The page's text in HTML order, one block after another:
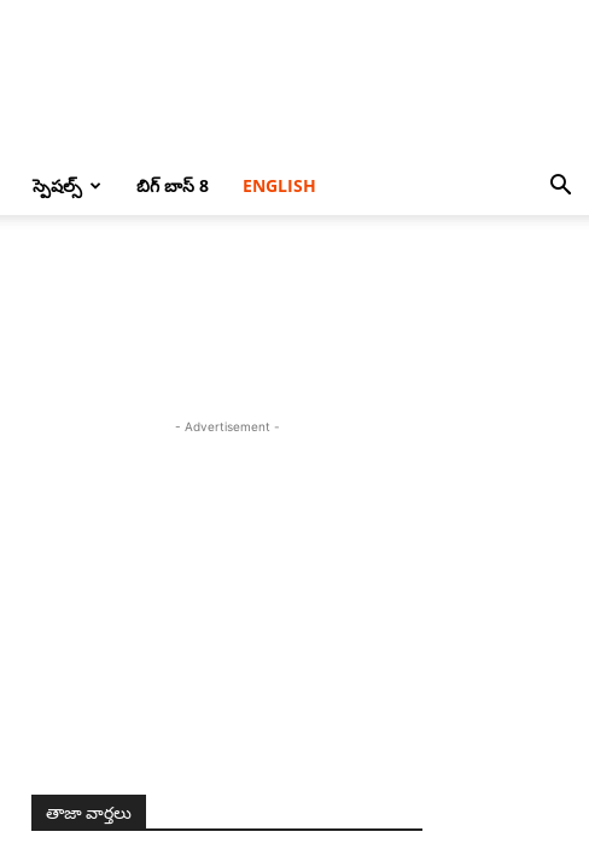
స్పెషల్స్ బిగ్ బాస్ 8 ENGLISH
- Advertisement -
తాజా వార్తలు